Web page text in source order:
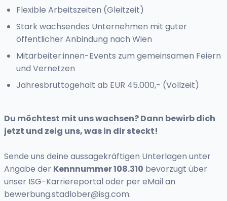
Flexible Arbeitszeiten (Gleitzeit)
Stark wachsendes Unternehmen mit guter
öffentlicher Anbindung nach Wien
Mitarbeiter:innen-Events zum gemeinsamen Feiern
und Vernetzen
Jahresbruttogehalt ab EUR 45.000,- (Vollzeit)
Du möchtest mit uns wachsen? Dann bewirb dich
jetzt und zeig uns, was in dir steckt!
Sende uns deine aussagekräftigen Unterlagen unter
Angabe der Kennnummer 108.310 bevorzugt über
unser ISG-Karriereportal oder per eMail an
bewerbung.stadlober@isg.com.